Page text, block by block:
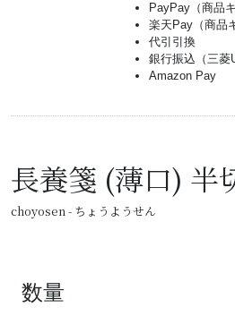
PayPay（商品
楽天Pay（商品
代引引換
銀行振込（三菱
Amazon Pay
長養箋 (薄口) 半
choyosen - ちょうようせん
数量